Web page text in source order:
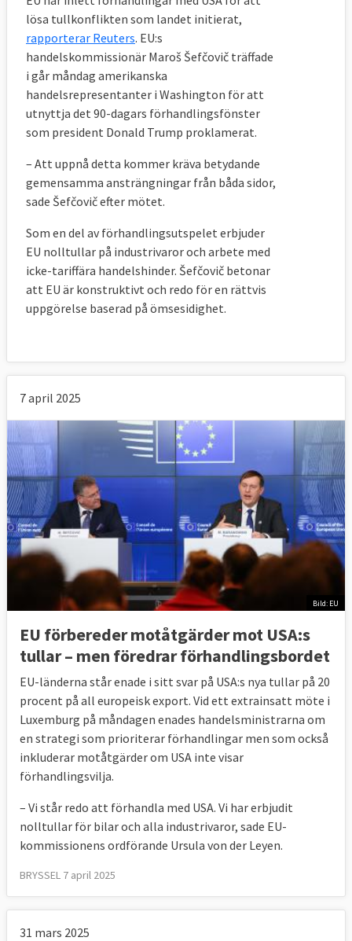
lösa tullkonflikten som landet initierat,
rapporterar Reuters. EU:s
handelskommissionär Maroš Šefčovič träffade
i går måndag amerikanska
handelsrepresentanter i Washington för att
utnyttja det 90-dagars förhandlingsfönster
som president Donald Trump proklamerat.
– Att uppnå detta kommer kräva betydande
gemensamma ansträngningar från båda sidor,
sade Šefčovič efter mötet.
Som en del av förhandlingsutspelet erbjuder
EU nolltullar på industrivaror och arbete med
icke-tariffära handelshinder. Šefčovič betonar
att EU är konstruktivt och redo för en rättvis
uppgörelse baserad på ömsesidighet.
7 april 2025
Bild: EU
EU förbereder motåtgärder mot USA:s
tullar – men föredrar förhandlingsbordet
EU-länderna står enade i sitt svar på USA:s nya tullar på 20
procent på all europeisk export. Vid ett extrainsatt möte i
Luxemburg på måndagen enades handelsministrarna om
en strategi som prioriterar förhandlingar men som också
inkluderar motåtgärder om USA inte visar
förhandlingsvilja.
– Vi står redo att förhandla med USA. Vi har erbjudit
nolltullar för bilar och alla industrivaror, sade EU-
kommissionens ordförande Ursula von der Leyen.
BRYSSEL 7 april 2025
31 mars 2025